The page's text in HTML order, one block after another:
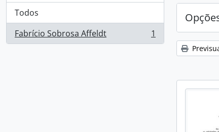
Todos
Fabrício Sobrosa Affeldt
, 1 resultados 1